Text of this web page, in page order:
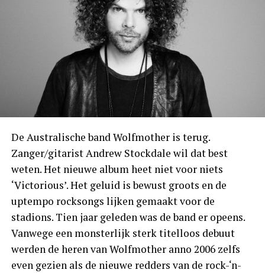
De Australische band Wolfmother is terug.
Zanger/gitarist Andrew Stockdale wil dat best
weten. Het nieuwe album heet niet voor niets
‘Victorious’. Het geluid is bewust groots en de
uptempo rocksongs lijken gemaakt voor de
stadions. Tien jaar geleden was de band er opeens.
Vanwege een monsterlijk sterk titelloos debuut
werden de heren van Wolfmother anno 2006 zelfs
even gezien als de nieuwe redders van de rock-‘n-